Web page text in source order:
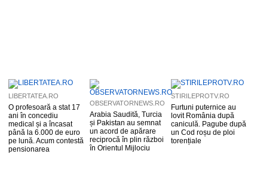
LIBERTATEA.RO
O profesoară a stat 17
ani în concediu
medical și a încasat
până la 6.000 de euro
pe lună. Acum contestă
pensionarea
OBSERVATORNEWS.RO
Arabia Saudită, Turcia
și Pakistan au semnat
un acord de apărare
reciprocă în plin război
în Orientul Mijlociu
STIRILEPROTV.RO
Furtuni puternice au
lovit România după
caniculă. Pagube după
un Cod roșu de ploi
torențiale